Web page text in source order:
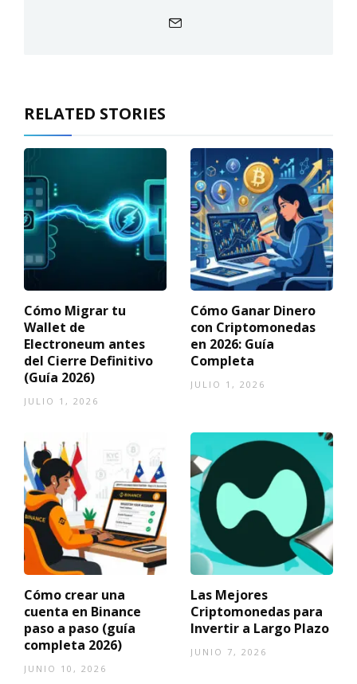
RELATED STORIES
Cómo Migrar tu
Wallet de
Electroneum antes
del Cierre Definitivo
(Guía 2026)
JULIO 1, 2026
Cómo Ganar Dinero
con Criptomonedas
en 2026: Guía
Completa
JULIO 1, 2026
Cómo crear una
cuenta en Binance
paso a paso (guía
completa 2026)
JUNIO 10, 2026
Las Mejores
Criptomonedas para
Invertir a Largo Plazo
JUNIO 7, 2026